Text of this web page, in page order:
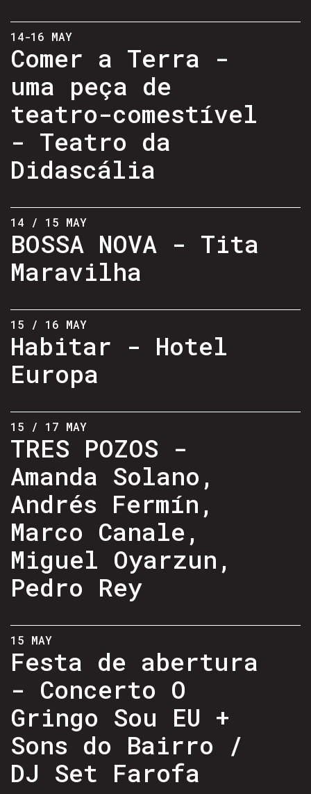
14-16 MAY
Comer a Terra -
uma peça de
teatro-comestível
- Teatro da
Didascália
14 / 15 MAY
BOSSA NOVA - Tita
Maravilha
15 / 16 MAY
Habitar - Hotel
Europa
15 / 17 MAY
TRES POZOS -
Amanda Solano,
Andrés Fermín,
Marco Canale,
Miguel Oyarzun,
Pedro Rey
15 MAY
Festa de abertura
- Concerto O
Gringo Sou EU +
Sons do Bairro /
DJ Set Farofa